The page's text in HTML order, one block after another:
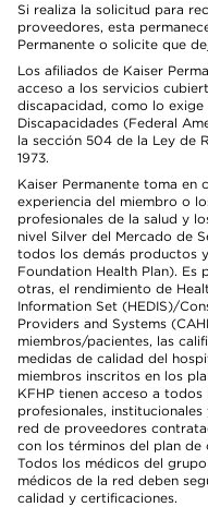
Si realiza la solicitud para
proveedores, esta
Permanente o solicite que
Los afiliados de Kaiser
acceso a los servicios
discapacidad, como lo
Discapacidades (Federal
la sección 504 de la Ley de
1973.
Kaiser Permanente toma en
experiencia del miembro o
profesionales de la salud y
nivel Silver del Mercado de
todos los demás productos
Foundation Health Plan). Es
otras, el rendimiento de
Information Set (HEDIS)/
Providers and Systems
miembros/pacientes, las
medidas de calidad del
miembros inscritos en los
KFHP tienen acceso a
profesionales,
red de proveedores
con los términos del plan de
Todos los médicos del
médicos de la red deben
calidad y certificaciones.